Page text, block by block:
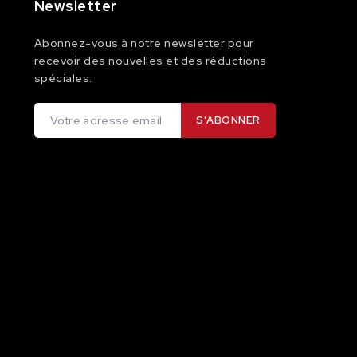
Newsletter
Abonnez-vous à notre newsletter pour
recevoir des nouvelles et des réductions
spéciales.